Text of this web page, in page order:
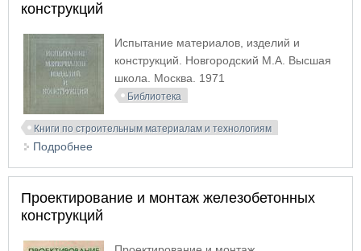
конструкций
Испытание материалов, изделий и
конструкций. Новгородский М.А. Высшая
школа. Москва. 1971
Библиотека
Книги по строительным материалам и технологиям
Подробнее
Проектирование и монтаж железобетонных
конструкций